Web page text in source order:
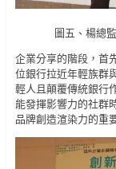
圖五、楊總
企業分享的階段，首
位銀行拉近年輕族群
輕人且顛覆傳統銀行
能發揮影響力的社群
品牌創造渲染力的重